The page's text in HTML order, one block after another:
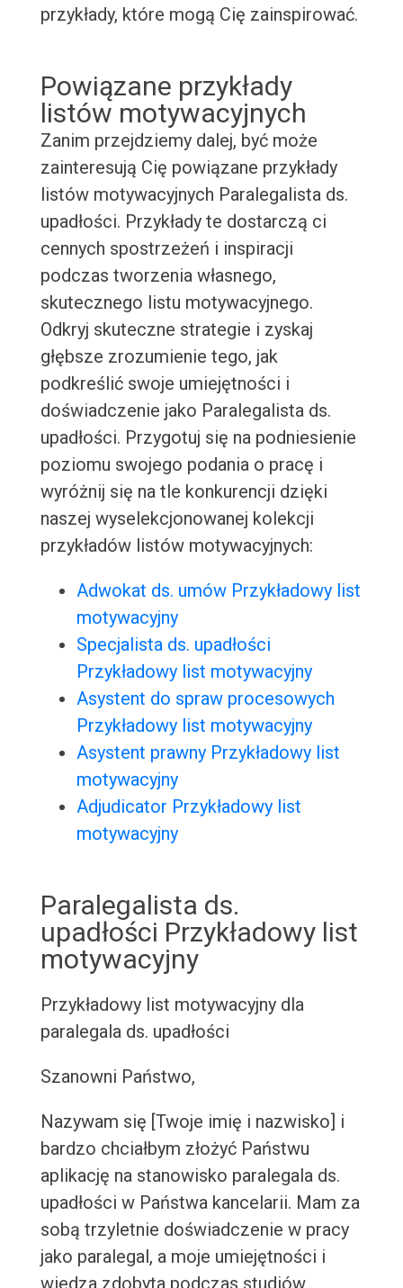
przykłady, które mogą Cię zainspirować.
Powiązane przykłady
listów motywacyjnych
Zanim przejdziemy dalej, być może
zainteresują Cię powiązane przykłady
listów motywacyjnych Paralegalista ds.
upadłości. Przykłady te dostarczą ci
cennych spostrzeżeń i inspiracji
podczas tworzenia własnego,
skutecznego listu motywacyjnego.
Odkryj skuteczne strategie i zyskaj
głębsze zrozumienie tego, jak
podkreślić swoje umiejętności i
doświadczenie jako Paralegalista ds.
upadłości. Przygotuj się na podniesienie
poziomu swojego podania o pracę i
wyróżnij się na tle konkurencji dzięki
naszej wyselekcjonowanej kolekcji
przykładów listów motywacyjnych:
Adwokat ds. umów Przykładowy list
motywacyjny
Specjalista ds. upadłości
Przykładowy list motywacyjny
Asystent do spraw procesowych
Przykładowy list motywacyjny
Asystent prawny Przykładowy list
motywacyjny
Adjudicator Przykładowy list
motywacyjny
Paralegalista ds.
upadłości Przykładowy list
motywacyjny
Przykładowy list motywacyjny dla
paralegala ds. upadłości
Szanowni Państwo,
Nazywam się [Twoje imię i nazwisko] i
bardzo chciałbym złożyć Państwu
aplikację na stanowisko paralegala ds.
upadłości w Państwa kancelarii. Mam za
sobą trzyletnie doświadczenie w pracy
jako paralegal, a moje umiejętności i
wiedza zdobyta podczas studiów